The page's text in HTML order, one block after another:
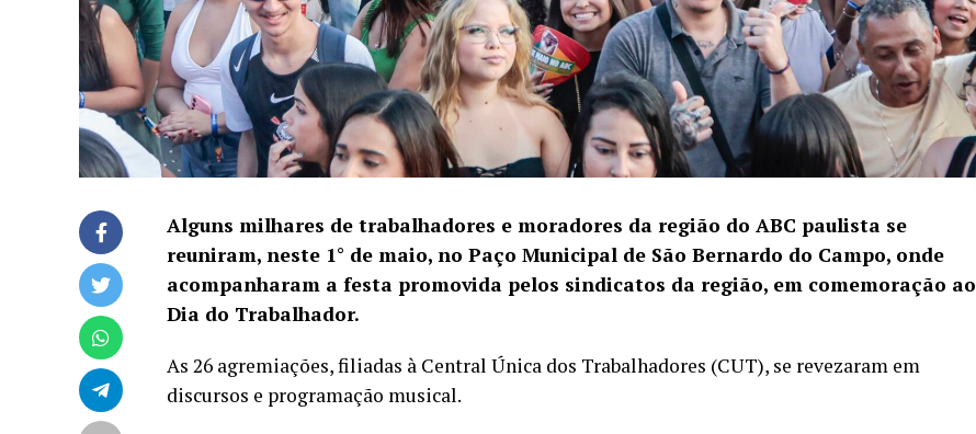
Alguns milhares de trabalhadores e moradores da região do ABC paulista se
reuniram, neste 1° de maio, no Paço Municipal de São Bernardo do Campo, onde
acompanharam a festa promovida pelos sindicatos da região, em comemoração ao
Dia do Trabalhador.
As 26 agremiações, filiadas à Central Única dos Trabalhadores (CUT), se revezaram em
discursos e programação musical.